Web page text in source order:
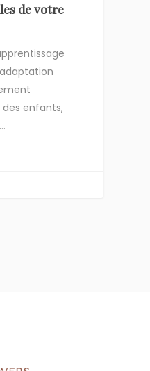
de votre
enfants,